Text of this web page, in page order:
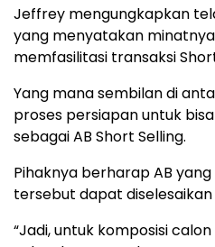
Jeffrey mengungkapkan
yang menyatakan
memfasilitasi transaksi
Yang mana sembilan di
proses persiapan untuk
sebagai AB Short Selling.
Pihaknya berharap AB
tersebut dapat
“Jadi, untuk komposisi